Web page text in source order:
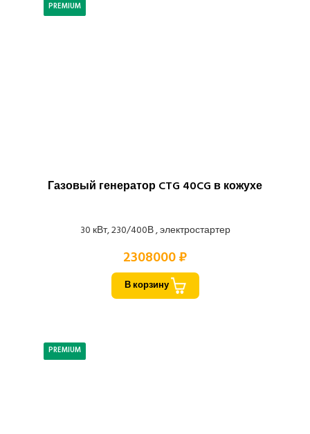
PREMIUM
Газовый генератор CTG 40CG в кожухе
30 кВт, 230/400В , электростартер
2308000 ₽
В корзину
PREMIUM